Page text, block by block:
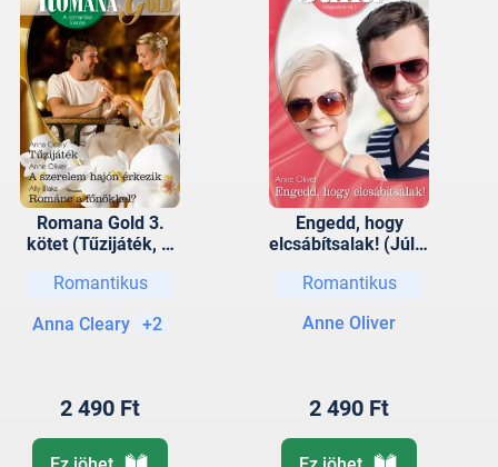
Romana Gold 3.
kötet (Tűzijáték, A
érkezik,
csókok)
Romantikus
Anna Cleary
+2
2 490 Ft
Engedd, hogy
elcsábítsalak! (Júlia
Romantikus
Anne Oliver
2 490 Ft